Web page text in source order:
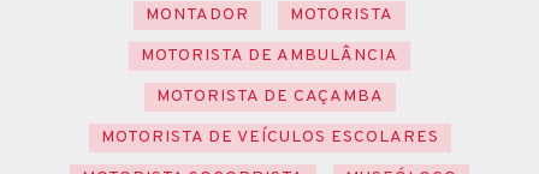
MONTADOR
MOTORISTA
MOTORISTA DE AMBULÂNCIA
MOTORISTA DE CAÇAMBA
MOTORISTA DE VEÍCULOS ESCOLARES